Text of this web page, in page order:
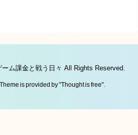
ーム課金と戦う日々 All Rights Reserved.
is provided by "Thought is free".